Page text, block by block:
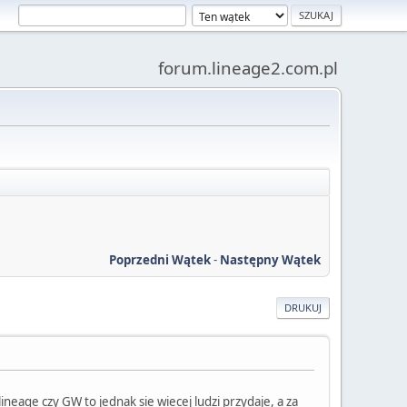
forum.lineage2.com.pl
Poprzedni Wątek- Następny Wątek
DRUKUJ
czy GW to jednak sie wiecej ludzi przydaje, a za